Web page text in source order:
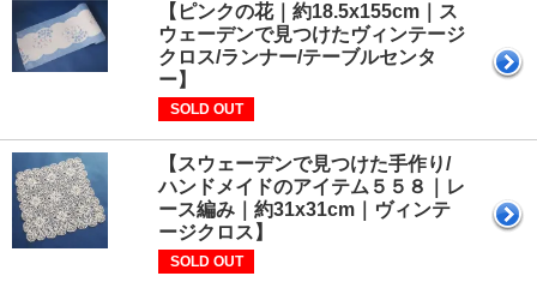
【ピンクの花｜約18.5x155cm｜ス
ウェーデンで見つけたヴィンテージ
クロス/ランナー/テーブルセンタ
ー】
SOLD OUT
【スウェーデンで見つけた手作り/
ハンドメイドのアイテム５５８｜レ
ース編み｜約31x31cm｜ヴィンテ
ージクロス】
SOLD OUT